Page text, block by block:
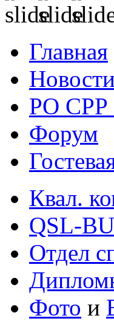
Главная
Новости
РО СРР
Форум
Квал.
QSL-
Отдел
Фото и